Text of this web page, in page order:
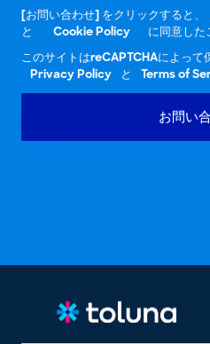
[お問い合わせ] をクリックすると、
と
Cookie Policy
に同意した
このサイトはreCAPTCHAによっ
Privacy Policy
と Terms of
お問い